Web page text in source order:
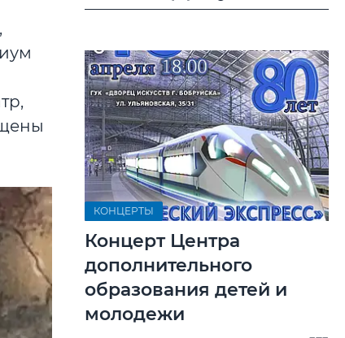
КОНЦЕРТЫ
Концерт Центра
дополнительного
образования детей и
молодежи